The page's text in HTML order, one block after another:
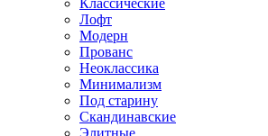
Лофт
Модерн
Прованс
Неоклассика
Минимализм
Под старину
Скандинавские
Элитные